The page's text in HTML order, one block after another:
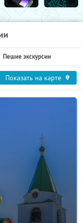
Пешие экскурсии
Показать на карте